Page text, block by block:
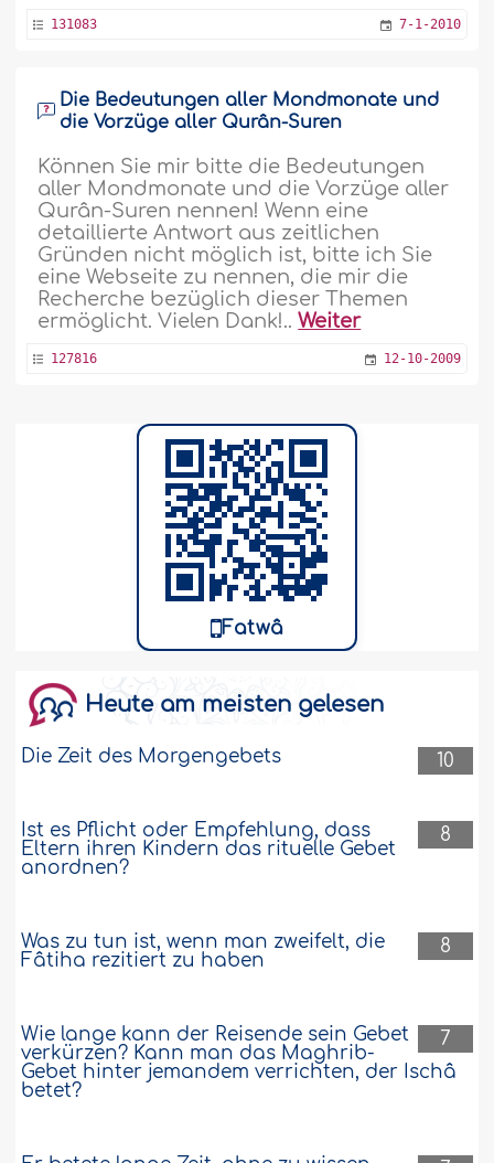
131083 7-1-2010
Die Bedeutungen aller Mondmonate und
die Vorzüge aller Qurân-Suren
Können Sie mir bitte die Bedeutungen
aller Mondmonate und die Vorzüge aller
Qurân-Suren nennen! Wenn eine
detaillierte Antwort aus zeitlichen
Gründen nicht möglich ist, bitte ich Sie
eine Webseite zu nennen, die mir die
Recherche bezüglich dieser Themen
ermöglicht. Vielen Dank!..Weiter
127816 12-10-2009
Fatwâ
Heute am meisten gelesen
10
Die Zeit des Morgengebets
8
Ist es Pflicht oder Empfehlung, dass
Eltern ihren Kindern das rituelle Gebet
anordnen?
8
Was zu tun ist, wenn man zweifelt, die
Fâtiha rezitiert zu haben
7
Wie lange kann der Reisende sein Gebet
verkürzen? Kann man das Maghrib-
Gebet hinter jemandem verrichten, der Ischâ
betet?